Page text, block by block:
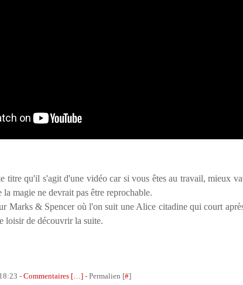
titre qu'il s'agit d'une vidéo car si vous êtes au travail, mieux
la magie ne devrait pas être reprochable.
Marks & Spencer où l'on suit une Alice citadine qui court
loisir de découvrir la suite.
- Commentaires […] - Permalien [#]